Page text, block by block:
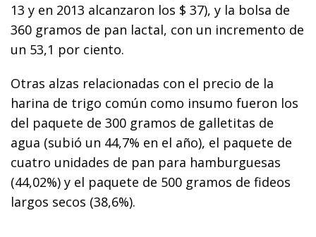
13 y en 2013 alcanzaron los $ 37), y la bolsa de
360 gramos de pan lactal, con un incremento de
un 53,1 por ciento.
Otras alzas relacionadas con el precio de la
harina de trigo común como insumo fueron los
del paquete de 300 gramos de galletitas de
agua (subió un 44,7% en el año), el paquete de
cuatro unidades de pan para hamburguesas
(44,02%) y el paquete de 500 gramos de fideos
largos secos (38,6%).